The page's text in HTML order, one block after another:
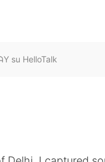
su HelloTalk